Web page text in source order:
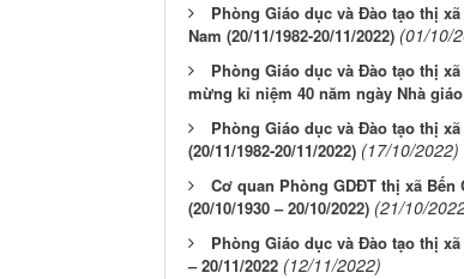
Phòng Giáo dục và Đào tạo thị
Nam (20/11/1982-20/11/2022) (01/10/
Phòng Giáo dục và Đào tạo thị
mừng kỉ niệm 40 năm ngày Nhà giáo
Phòng Giáo dục và Đào tạo thị
(20/11/1982-20/11/2022) (17/10/2022)
Cơ quan Phòng GDĐT thị xã
(20/10/1930 – 20/10/2022) (21/10/
Phòng Giáo dục và Đào tạo thị
– 20/11/2022 (12/11/2022)